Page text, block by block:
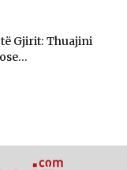
Gjirit: Thuajini